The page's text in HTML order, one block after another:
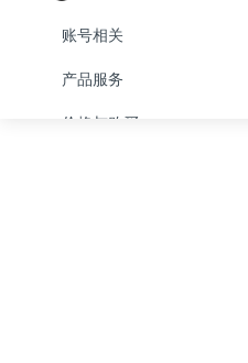
账号相关
产品服务
价格与购买